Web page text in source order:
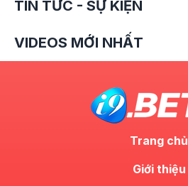
TIN TỨC - SỰ KIỆN
VIDEOS MỚI NHẤT
Trang chủ
Giới thiệu